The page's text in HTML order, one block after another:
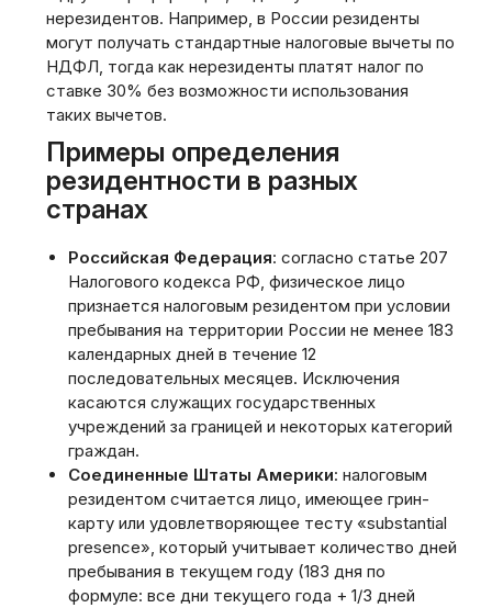
нерезидентов. Например, в России резиденты
могут получать стандартные налоговые вычеты по
НДФЛ, тогда как нерезиденты платят налог по
ставке 30% без возможности использования
таких вычетов.
Примеры определения
резидентности в разных
странах
Российская Федерация: согласно статье 207
Налогового кодекса РФ, физическое лицо
признается налоговым резидентом при условии
пребывания на территории России не менее 183
календарных дней в течение 12
последовательных месяцев. Исключения
касаются служащих государственных
учреждений за границей и некоторых категорий
граждан.
Соединенные Штаты Америки: налоговым
резидентом считается лицо, имеющее грин-
карту или удовлетворяющее тесту «substantial
presence», который учитывает количество дней
пребывания в текущем году (183 дня по
формуле: все дни текущего года + 1/3 дней